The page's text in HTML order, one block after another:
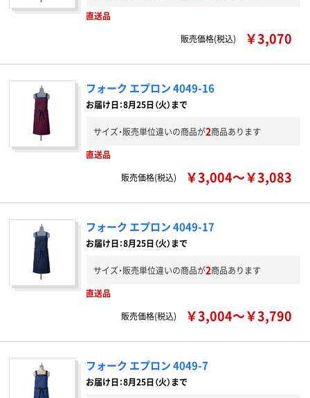
直送品
販売価格(税込)
￥3,070
フォーク エプロン 4049-16
お届け日：8月25日（火）まで
サイズ・販売単位違いの商品が2商品あります
直送品
販売価格(税込)
￥3,004～￥3,083
フォーク エプロン 4049-17
お届け日：8月25日（火）まで
サイズ・販売単位違いの商品が2商品あります
直送品
販売価格(税込)
￥3,004～￥3,790
フォーク エプロン 4049-7
お届け日：8月25日（火）まで